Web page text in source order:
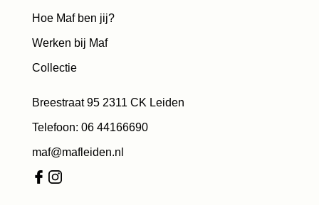
Hoe Maf ben jij?
Werken bij Maf
Collectie
Breestraat 95 2311 CK Leiden
Telefoon: 06 44166690
maf@mafleiden.nl